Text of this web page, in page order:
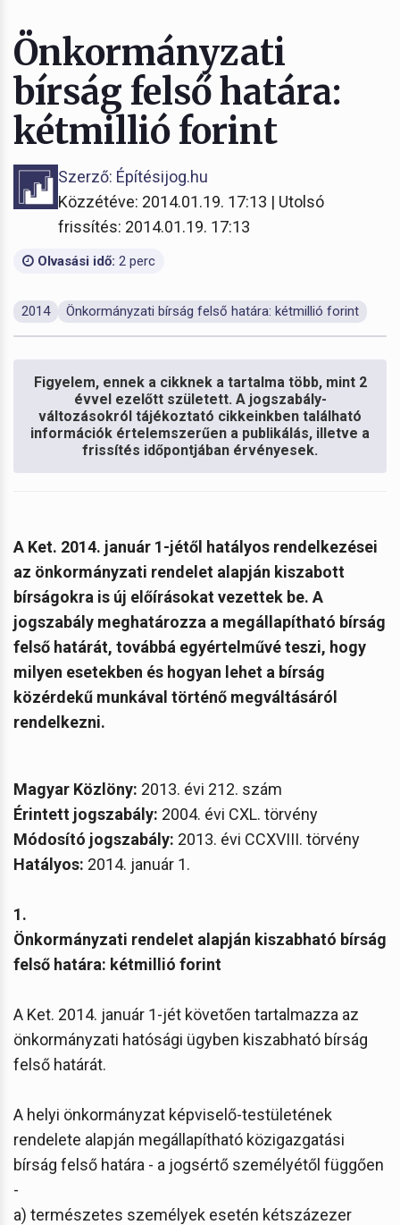
Önkormányzati
bírság felső határa:
kétmillió forint
Szerző: Építésijog.hu
Közzétéve: 2014.01.19. 17:13 | Utolsó
frissítés: 2014.01.19. 17:13
Olvasási idő: 2 perc
2014 Önkormányzati bírság felső határa: kétmillió forint
Figyelem, ennek a cikknek a tartalma több, mint 2
évvel ezelőtt született. A jogszabály-
változásokról tájékoztató cikkeinkben található
információk értelemszerűen a publikálás, illetve a
frissítés időpontjában érvényesek.
A Ket. 2014. január 1-jétől hatályos rendelkezései
az önkormányzati rendelet alapján kiszabott
bírságokra is új előírásokat vezettek be. A
jogszabály meghatározza a megállapítható bírság
felső határát, továbbá egyértelművé teszi, hogy
milyen esetekben és hogyan lehet a bírság
közérdekű munkával történő megváltásáról
rendelkezni.
Magyar Közlöny: 2013. évi 212. szám
Érintett jogszabály: 2004. évi CXL. törvény
Módosító jogszabály: 2013. évi CCXVIII. törvény
Hatályos: 2014. január 1.
1.
Önkormányzati rendelet alapján kiszabható bírság
felső határa: kétmillió forint
A Ket. 2014. január 1-jét követően tartalmazza az
önkormányzati hatósági ügyben kiszabható bírság
felső határát.
A helyi önkormányzat képviselő-testületének
rendelete alapján megállapítható közigazgatási
bírság felső határa - a jogsértő személyétől függően
-
a) természetes személyek esetén kétszázezer